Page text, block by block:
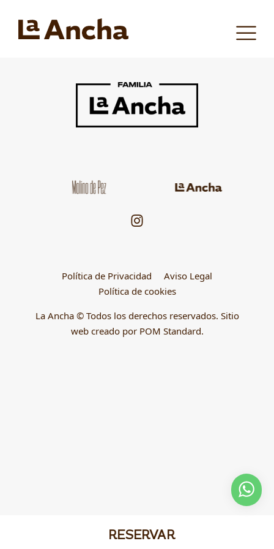
RESERVAR
Política de Privacidad
Aviso Legal
Política de cookies
La Ancha © Todos los derechos reservados. Sitio
web creado por POM Standard.